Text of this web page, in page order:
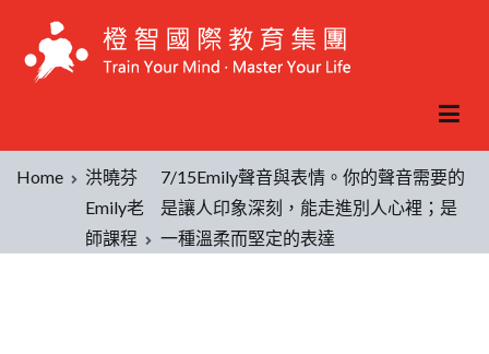
Home
洪曉芬
Emily老
師課程
7/15Emily聲音與表情。你的聲音需要的
是讓人印象深刻，能走進別人心裡；是
一種溫柔而堅定的表達